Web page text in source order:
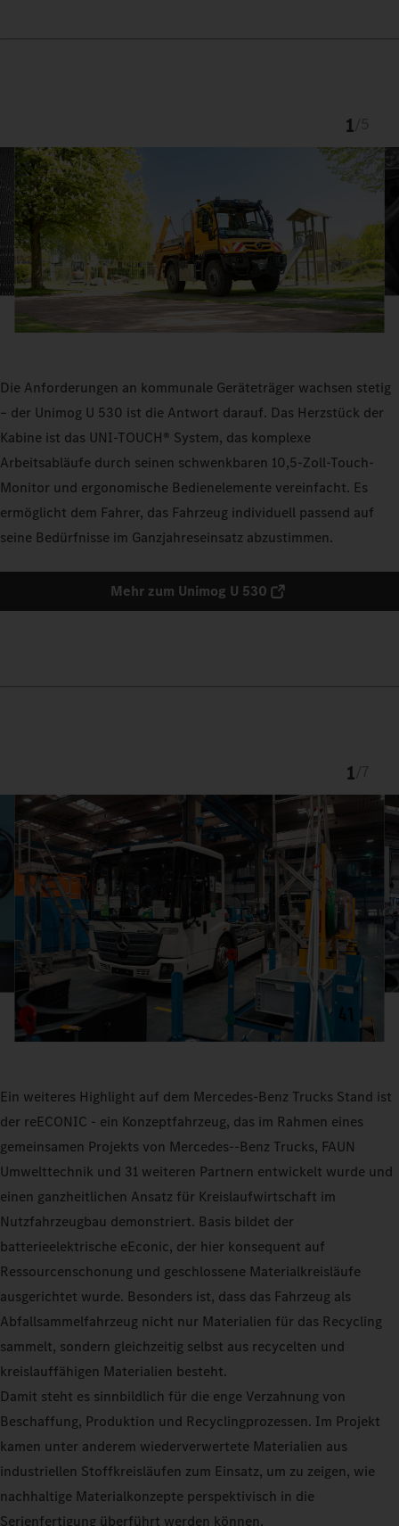
1
Die Anforderungen an kommunale Geräteträger wachsen stetig
– der Unimog U 530 ist die Antwort darauf. Das Herzstück der
Kabine ist das UNI‑TOUCH® System, das komplexe
Arbeitsabläufe durch seinen schwenkbaren 10,5‑Zoll-Touch-
Monitor und ergonomische Bedienelemente vereinfacht. Es
ermöglicht dem Fahrer, das Fahrzeug individuell passend auf
seine Bedürfnisse im Ganzjahreseinsatz abzustimmen.
Mehr zum Unimog U 530
1
Ein weiteres Highlight auf dem Mercedes‑Benz Trucks Stand ist
der reECONIC - ein Konzeptfahrzeug, das im Rahmen eines
gemeinsamen Projekts von Mercedes-‑Benz Trucks, FAUN
Umwelttechnik und 31 weiteren Partnern entwickelt wurde und
einen ganzheitlichen Ansatz für Kreislaufwirtschaft im
Nutzfahrzeugbau demonstriert. Basis bildet der
batterieelektrische eEconic, der hier konsequent auf
Ressourcenschonung und geschlossene Materialkreisläufe
ausgerichtet wurde. Besonders ist, dass das Fahrzeug als
Abfallsammelfahrzeug nicht nur Materialien für das Recycling
sammelt, sondern gleichzeitig selbst aus recycelten und
kreislauffähigen Materialien besteht.
Damit steht es sinnbildlich für die enge Verzahnung von
Beschaffung, Produktion und Recyclingprozessen. Im Projekt
kamen unter anderem wiederverwertete Materialien aus
industriellen Stoffkreisläufen zum Einsatz, um zu zeigen, wie
nachhaltige Materialkonzepte perspektivisch in die
Serienfertigung überführt werden können.